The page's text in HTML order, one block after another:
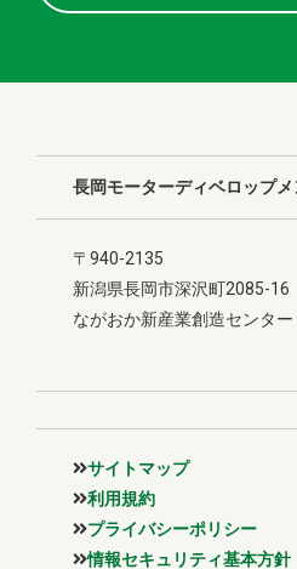
長岡モーターディベロップ
〒940-2135
新潟県長岡市深沢町2085-16
ながおか新産業創造センター
サイトマップ
利用規約
プライバシーポリシー
情報セキュリティ基本方針